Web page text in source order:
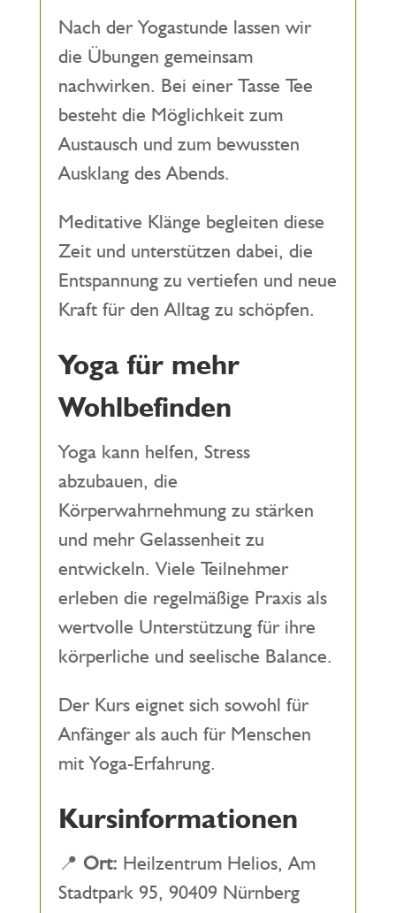
Nach der Yogastunde lassen wir
die Übungen gemeinsam
nachwirken. Bei einer Tasse Tee
besteht die Möglichkeit zum
Austausch und zum bewussten
Ausklang des Abends.
Meditative Klänge begleiten diese
Zeit und unterstützen dabei, die
Entspannung zu vertiefen und neue
Kraft für den Alltag zu schöpfen.
Yoga für mehr
Wohlbefinden
Yoga kann helfen, Stress
abzubauen, die
Körperwahrnehmung zu stärken
und mehr Gelassenheit zu
entwickeln. Viele Teilnehmer
erleben die regelmäßige Praxis als
wertvolle Unterstützung für ihre
körperliche und seelische Balance.
Der Kurs eignet sich sowohl für
Anfänger als auch für Menschen
mit Yoga-Erfahrung.
Kursinformationen
📍 Ort: Heilzentrum Helios, Am
Stadtpark 95, 90409 Nürnberg